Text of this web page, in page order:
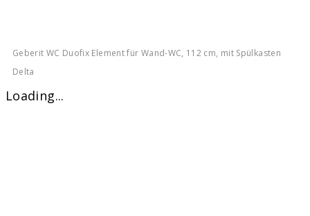
Geberit WC Duofix Element für Wand-WC, 112 cm, mit Spülkasten
Delta
Loading...